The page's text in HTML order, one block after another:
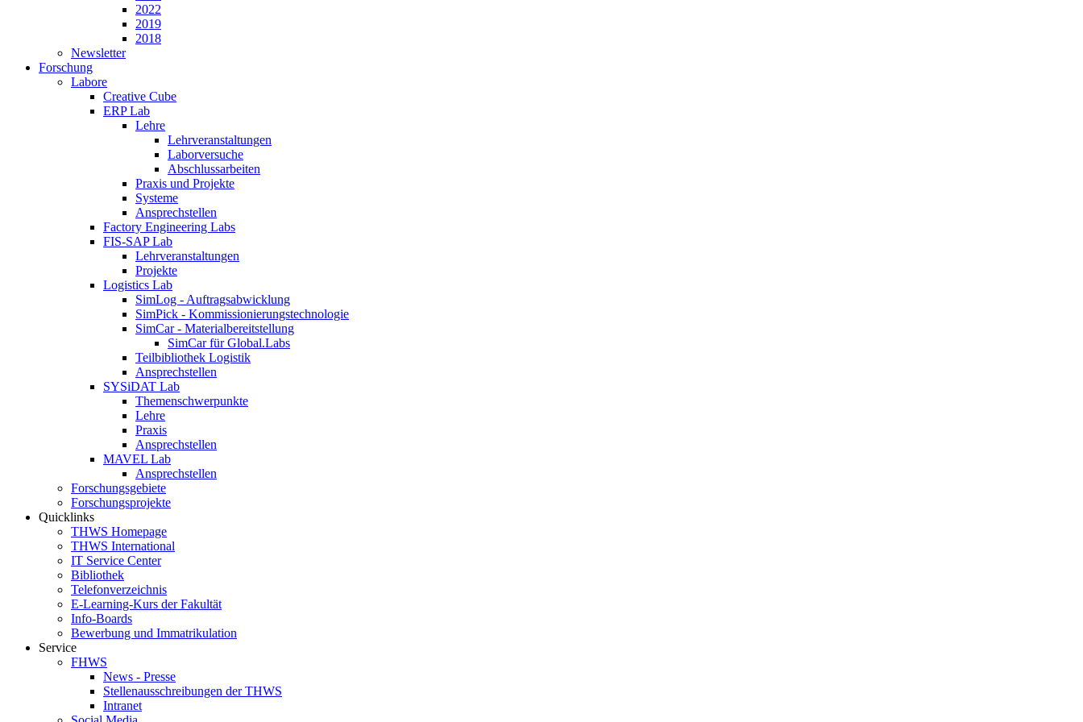
2022
2019
2018
Newsletter
Forschung
Labore
Creative Cube
ERP Lab
Lehre
Lehrveranstaltungen
Laborversuche
Abschlussarbeiten
Praxis und Projekte
Systeme
Ansprechstellen
Factory Engineering Labs
FIS-SAP Lab
Lehrveranstaltungen
Projekte
Logistics Lab
SimLog - Auftragsabwicklung
SimPick - Kommissionierungstechnologie
SimCar - Materialbereitstellung
SimCar für Global.Labs
Teilbibliothek Logistik
Ansprechstellen
SYSiDAT Lab
Themenschwerpunkte
Lehre
Praxis
Ansprechstellen
MAVEL Lab
Ansprechstellen
Forschungsgebiete
Forschungsprojekte
Quicklinks
THWS Homepage
THWS International
IT Service Center
Bibliothek
Telefonverzeichnis
E-Learning-Kurs der Fakultät
Info-Boards
Bewerbung und Immatrikulation
Service
FHWS
News - Presse
Stellenausschreibungen der THWS
Intranet